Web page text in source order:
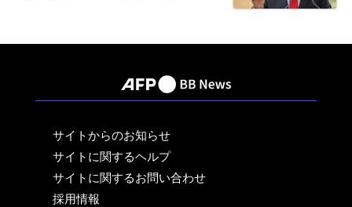
サイトからのお知らせ
サイトに関するヘルプ
サイトに関するお問い合わせ
採用情報